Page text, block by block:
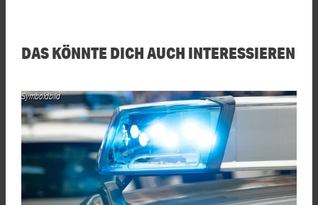
DAS KÖNNTE DICH AUCH INTERESSIEREN
Symboldbild